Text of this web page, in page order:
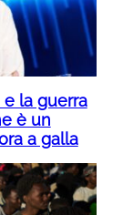
e la guerra
è un
a galla